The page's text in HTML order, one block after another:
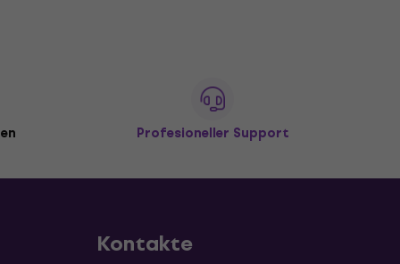
Profesioneller Support
Kontakte